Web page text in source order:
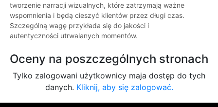
tworzenie narracji wizualnych, które zatrzymają ważne
wspomnienia i będą cieszyć klientów przez długi czas.
Szczególną wagę przykłada się do jakości i
autentyczności utrwalanych momentów.
Oceny na poszczególnych stronach
Tylko zalogowani użytkownicy maja dostęp do tych
danych. Kliknij, aby się zalogować.